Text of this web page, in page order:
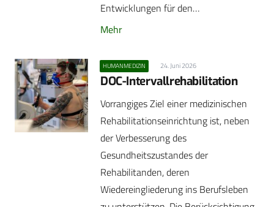
Entwicklungen für den…
Mehr
HUMANMEDIZIN 24. Juni 2026
DOC-Intervallrehabilitation
Vorrangiges Ziel einer medizinischen
Rehabilitationseinrichtung ist, neben
der Verbesserung des
Gesundheitszustandes der
Rehabilitanden, deren
Wiedereingliederung ins Berufsleben